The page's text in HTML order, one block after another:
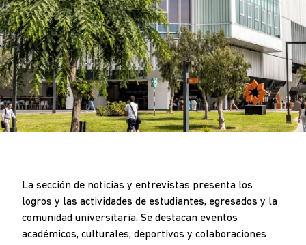
La sección de noticias y entrevistas presenta los
logros y las actividades de estudiantes, egresados y la
comunidad universitaria. Se destacan eventos
académicos, culturales, deportivos y colaboraciones